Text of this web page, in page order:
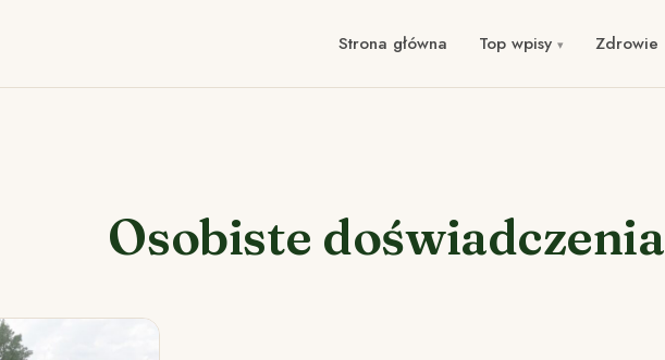
Strona główna Top wpisy Zdrowie
Osobiste doświadczenia